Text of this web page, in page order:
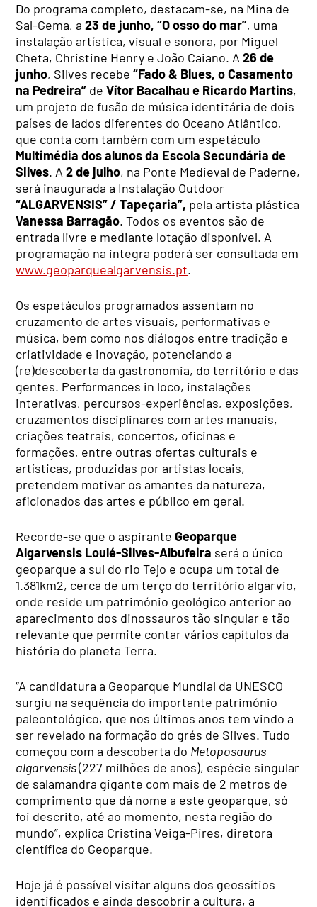
Do programa completo, destacam-se, na Mina de
Sal-Gema, a23 de junho, “O osso do mar”, uma
instalação artística, visual e sonora, por Miguel
Cheta, Christine Henry e João Caiano. A26 de
junho, Silves recebe“Fado & Blues, o Casamento
na Pedreira” deVítor Bacalhau e Ricardo Martins,
um projeto de fusão de música identitária de dois
países de lados diferentes do Oceano Atlântico,
que conta com também com um espetáculo
Multimédia dos alunos da Escola Secundária de
Silves. A2 de julho, na Ponte Medieval de Paderne,
será inaugurada a Instalação Outdoor
“ALGARVENSIS” / Tapeçaria”, pela artista plástica
Vanessa Barragão. Todos os eventos são de
entrada livre e mediante lotação disponível. A
programação na integra poderá ser consultada em
www.geoparquealgarvensis.pt.
Os espetáculos programados assentam no
cruzamento de artes visuais, performativas e
música, bem como nos diálogos entre tradição e
criatividade e inovação, potenciando a
(re)descoberta da gastronomia, do território e das
gentes. Performances in loco, instalações
interativas, percursos-experiências, exposições,
cruzamentos disciplinares com artes manuais,
criações teatrais, concertos, oficinas e
formações, entre outras ofertas culturais e
artísticas, produzidas por artistas locais,
pretendem motivar os amantes da natureza,
aficionados das artes e público em geral.
Recorde-se que o aspiranteGeoparque
Algarvensis Loulé-Silves-Albufeira será o único
geoparque a sul do rio Tejo e ocupa um total de
1.381km2, cerca de um terço do território algarvio,
onde reside um património geológico anterior ao
aparecimento dos dinossauros tão singular e tão
relevante que permite contar vários capítulos da
história do planeta Terra.
“A candidatura a Geoparque Mundial da UNESCO
surgiu na sequência do importante património
paleontológico, que nos últimos anos tem vindo a
ser revelado na formação do grés de Silves. Tudo
começou com a descoberta do Metoposaurus
algarvensis(227 milhões de anos), espécie singular
de salamandra gigante com mais de 2 metros de
comprimento que dá nome a este geoparque, só
foi descrito, até ao momento, nesta região do
mundo”, explica Cristina Veiga-Pires, diretora
científica do Geoparque.
Hoje já é possível visitar alguns dos geossítios
identificados e ainda descobrir a cultura, a